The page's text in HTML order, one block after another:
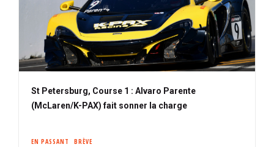
St Petersburg, Course 1 : Alvaro Parente
(McLaren/K-PAX) fait sonner la charge
EN PASSANT BRÈVE